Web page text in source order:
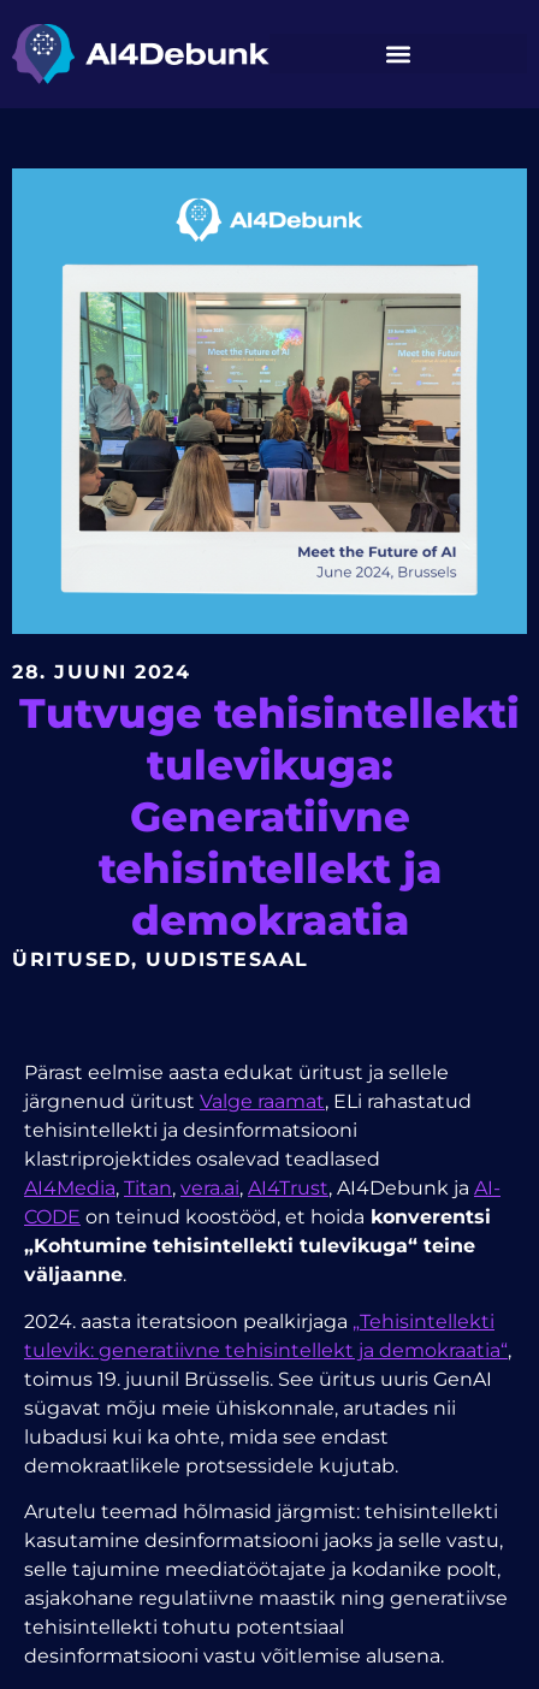
28. JUUNI 2024
Tutvuge tehisintellekti
tulevikuga:
Generatiivne
tehisintellekt ja
demokraatia
ÜRITUSED, UUDISTESAAL
Pärast eelmise aasta edukat üritust ja sellele
järgnenud üritust Valge raamat, ELi rahastatud
tehisintellekti ja desinformatsiooni
klastriprojektides osalevad teadlased
AI4Media, Titan, vera.ai, AI4Trust, AI4Debunk ja AI-
CODE on teinud koostööd, et hoida konverentsi
„Kohtumine tehisintellekti tulevikuga“ teine
väljaanne.
2024. aasta iteratsioon pealkirjaga „Tehisintellekti
tulevik: generatiivne tehisintellekt ja demokraatia“,
toimus 19. juunil Brüsselis. See üritus uuris GenAI
sügavat mõju meie ühiskonnale, arutades nii
lubadusi kui ka ohte, mida see endast
demokraatlikele protsessidele kujutab.
Arutelu teemad hõlmasid järgmist: tehisintellekti
kasutamine desinformatsiooni jaoks ja selle vastu,
selle tajumine meediatöötajate ja kodanike poolt,
asjakohane regulatiivne maastik ning generatiivse
tehisintellekti tohutu potentsiaal
desinformatsiooni vastu võitlemise alusena.